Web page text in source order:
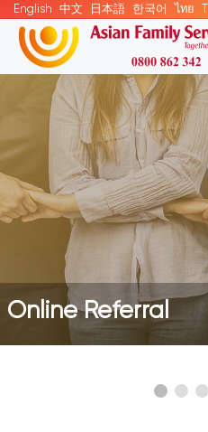
English 中文 日本語 한국어 ไทย
Online Referral